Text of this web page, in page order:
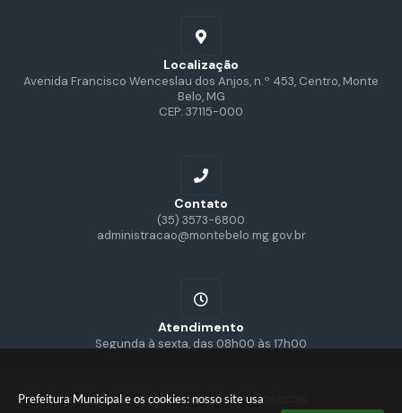
Prefeitura Municipal e os cookies: nosso site usa
Localização
Avenida Francisco Wenceslau dos Anjos, n.º 453, Centro, Monte
Belo, MG
CEP: 37115-000
Contato
(35) 3573-6800
administracao@montebelo.mg.gov.br
Atendimento
Segunda à sexta, das 08h00 às 17h00
Versão do Sistema:3.5.3 - 19/06/2026